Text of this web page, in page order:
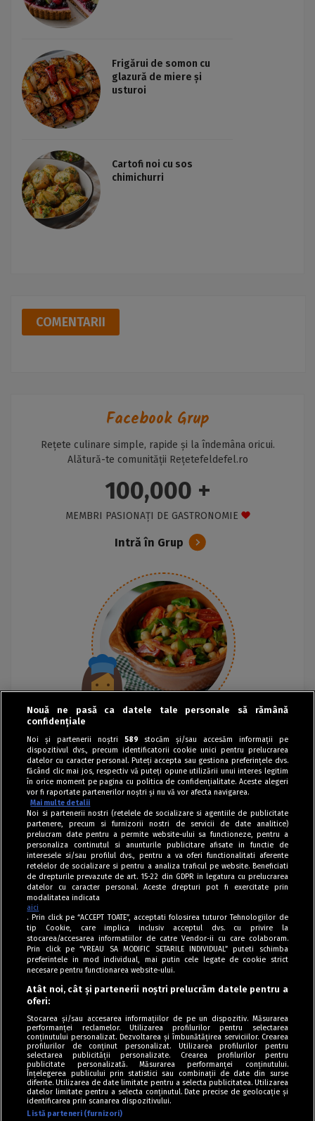
Frigărui de somon cu
glazură de miere și
usturoi
Cartofi noi cu sos
chimichurri
COMENTARII
Facebook Grup
Rețete culinare simple, rapide și la îndemâna oricui.
Alătură-te comunității Rețetefeldefel.ro
100,000 +
MEMBRI PASIONAȚI DE GASTRONOMIE
Intră în Grup
Tag index
Program Antena 1
Politica de cookies
Politica de confidențialitate
Termeni și condiții
Nouă ne pasă ca datele tale personale să rămână
confidențiale
Noi și partenerii noștri 589 stocăm și/sau accesăm informații pe
dispozitivul dvs., precum identificatorii cookie unici pentru prelucrarea
datelor cu caracter personal. Puteți accepta sau gestiona preferințele dvs.
făcând clic mai jos, respectiv vă puteți opune utilizării unui interes legitim
în orice moment pe pagina cu politica de confidențialitate. Aceste alegeri
vor fi raportate partenerilor noștri și nu vă vor afecta navigarea.
Mai multe detalii
Noi si partenerii nostri (retelele de socializare si agentiile de publicitate
partenere, precum si furnizorii nostri de servicii de date analitice)
prelucram date pentru a permite website-ului sa functioneze, pentru a
personaliza continutul si anunturile publicitare afisate in functie de
interesele si/sau profilul dvs., pentru a va oferi functionalitati aferente
retelelor de socializare si pentru a analiza traficul pe website. Beneficiati
de drepturile prevazute de art. 15-22 din GDPR in legatura cu prelucrarea
datelor cu caracter personal. Aceste drepturi pot fi exercitate prin
modalitatea indicata
aici
. Prin click pe “ACCEPT TOATE”, acceptati folosirea tuturor Tehnologiilor de
tip Cookie, care implica inclusiv acceptul dvs. cu privire la
stocarea/accesarea informatiilor de catre Vendor-ii cu care colaboram.
Prin click pe “VREAU SA MODIFIC SETARILE INDIVIDUAL” puteti schimba
preferintele in mod individual, mai putin cele legate de cookie strict
necesare pentru functionarea website-ului.
Atât noi, cât și partenerii noștri prelucrăm datele pentru a
oferi:
Stocarea și/sau accesarea informațiilor de pe un dispozitiv. Măsurarea
performanței reclamelor. Utilizarea profilurilor pentru selectarea
conținutului personalizat. Dezvoltarea și îmbunătățirea serviciilor. Crearea
profilurilor de conținut personalizat. Utilizarea profilurilor pentru
selectarea publicității personalizate. Crearea profilurilor pentru
publicitate personalizată. Măsurarea performanței conținutului.
Înțelegerea publicului prin statistici sau combinații de date din surse
diferite. Utilizarea de date limitate pentru a selecta publicitatea. Utilizarea
datelor limitate pentru a selecta conținutul. Date precise de geolocație și
identificarea prin scanarea dispozitivului.
Listă parteneri (furnizori)